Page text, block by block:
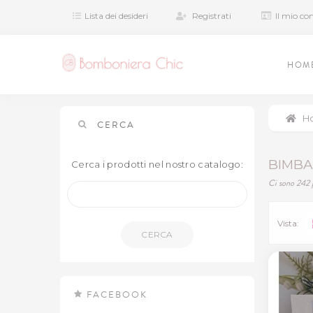
Lista dei desideri Registrati Il mio
CERCA
Cerca i prodotti nel nostro catalogo:
CERCA
FACEBOOK
Ci sono
Vista: